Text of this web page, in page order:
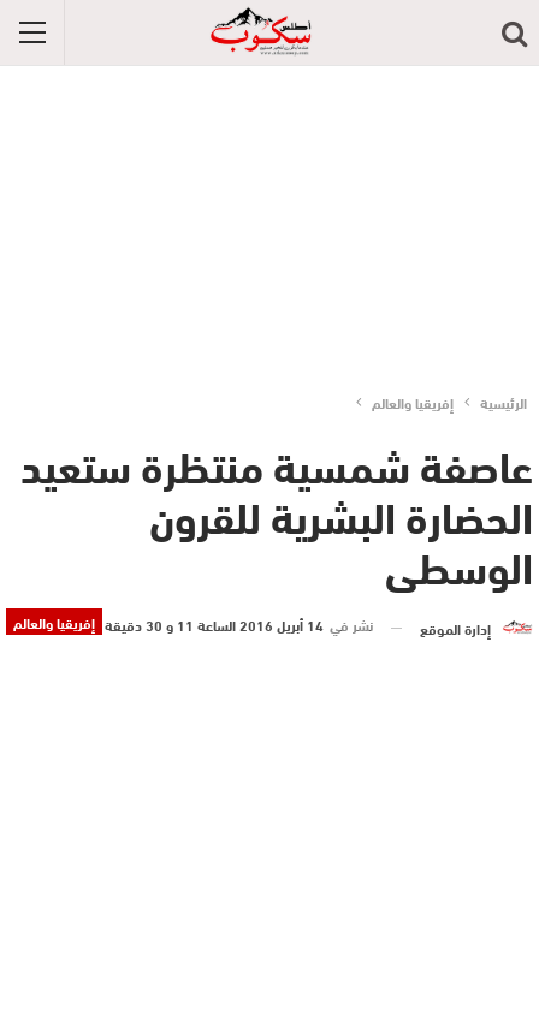
الرئيسية إفريقيا والعالم
عاصفة شمسية منتظرة ستعيد
الحضارة البشرية للقرون
الوسطى
إفريقيا والعالم إدارة الموقع نشر في 14 أبريل 2016 الساعة 11 و 30 دقيقة